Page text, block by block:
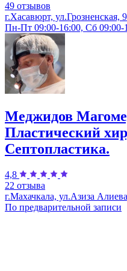
49 отзывов
г.Хасавюрт, ул.Грозненская,
Пн-Пт 09:00-16:00, Сб 09:00-
Меджидов
Пластический
Септопластика.
4,8
22 отзыва
г.Махачкала, ул.Азиза
По предварительной записи